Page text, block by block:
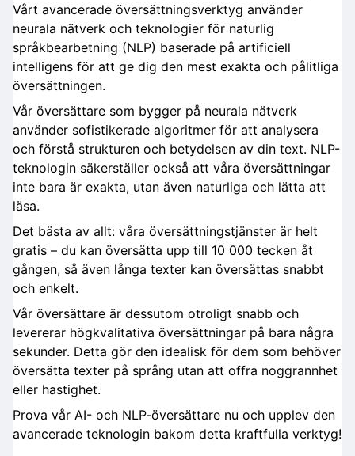
Vårt avancerade översättningsverktyg använder
neurala nätverk och teknologier för naturlig
språkbearbetning (NLP) baserade på artificiell
intelligens för att ge dig den mest exakta och pålitliga
översättningen.
Vår översättare som bygger på neurala nätverk
använder sofistikerade algoritmer för att analysera
och förstå strukturen och betydelsen av din text. NLP-
teknologin säkerställer också att våra översättningar
inte bara är exakta, utan även naturliga och lätta att
läsa.
Det bästa av allt: våra översättningstjänster är helt
gratis – du kan översätta upp till 10 000 tecken åt
gången, så även långa texter kan översättas snabbt
och enkelt.
Vår översättare är dessutom otroligt snabb och
levererar högkvalitativa översättningar på bara några
sekunder. Detta gör den idealisk för dem som behöver
översätta texter på språng utan att offra noggrannhet
eller hastighet.
Prova vår AI- och NLP-översättare nu och upplev den
avancerade teknologin bakom detta kraftfulla verktyg!